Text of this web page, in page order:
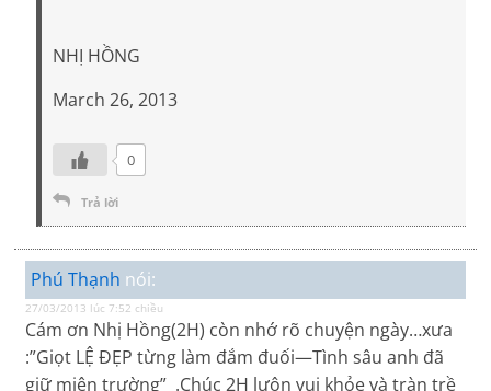
NHỊ HỒNG
March 26, 2013
0
Trả lời
Phú Thạnh nói:
27/03/2013 lúc 7:52 chiều
Cám ơn Nhị Hồng(2H) còn nhớ rõ chuyện ngày…xưa
:”Giọt LỆ ĐẸP từng làm đắm đuối—Tình sâu anh đã
giữ miên trường” .Chúc 2H lưôn vui khỏe và tràn trề